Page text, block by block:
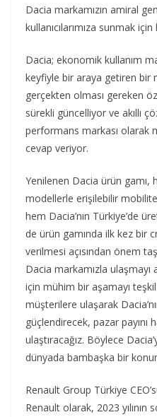
Dacia markamızın amiral
kullanıcılarımıza sunmak için
Dacia; ekonomik kullanım
keyfiyle bir araya getiren bir
gerçekten olması gereken
sürekli güncelliyor ve akıllı
performans markası olarak
cevap veriyor.
Yenilenen Dacia ürün gamı,
modellerle erişilebilir
hem Dacia’nın Türkiye’de
de ürün gamında ilk kez bir
verilmesi açısından önem
Dacia markamızla ulaşmayı
için mühim bir aşamayı
müşterilere ulaşarak
güçlendirecek, pazar payını
ulaştıracağız. Böylece
dünyada bambaşka bir
Renault Group Türkiye
Renault olarak, 2023 yılının